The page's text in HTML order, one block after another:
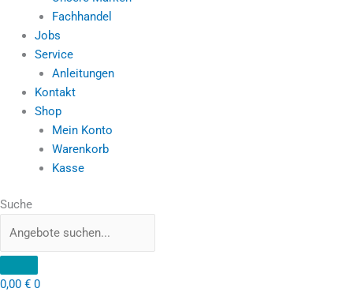
Fachhandel
Jobs
Service
Anleitungen
Kontakt
Shop
Mein Konto
Warenkorb
Kasse
Suche
0,00 € 0